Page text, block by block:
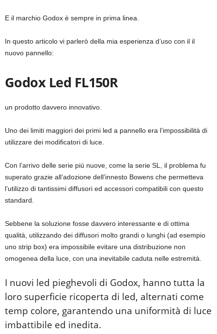
E il marchio Godox è sempre in prima linea.
In questo articolo vi parlerò della mia esperienza d’uso con il il
nuovo pannello:
Godox Led FL150R
un prodotto davvero innovativo.
Uno dei limiti maggiori dei primi led a pannello era l’impossibilità di
utilizzare dei modificatori di luce.
Con l’arrivo delle serie più nuove, come la serie SL, il problema fu
superato grazie all’adozione dell’innesto Bowens che permetteva
l’utilizzo di tantissimi diffusori ed accessori compatibili con questo
standard.
Sebbene la soluzione fosse davvero interessante e di ottima
qualità, utilizzando dei diffusori molto grandi o lunghi (ad esempio
uno strip box) era impossibile evitare una distribuzione non
omogenea della luce, con una inevitabile caduta nelle estremità.
I nuovi led pieghevoli di Godox, hanno tutta la
loro superficie ricoperta di led, alternati come
temp colore, garantendo una uniformità di luce
imbattibile ed inedita.